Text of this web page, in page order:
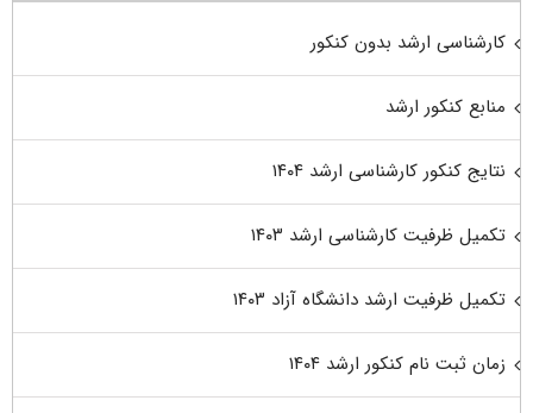
کارشناسی ارشد بدون کنکور
منابع کنکور ارشد
نتایج کنکور کارشناسی ارشد ۱۴۰۴
تکمیل ظرفیت کارشناسی ارشد ۱۴۰۳
تکمیل ظرفیت ارشد دانشگاه آزاد ۱۴۰۳
زمان ثبت نام کنکور ارشد ۱۴۰۴